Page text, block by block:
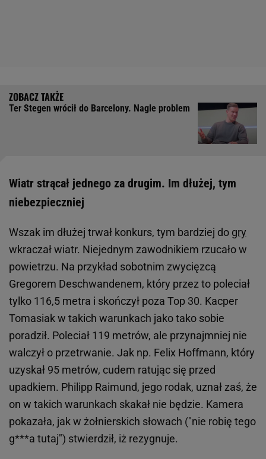
Ter Stegen wrócił do Barcelony. Nagle problem
Wiatr strącał jednego za drugim. Im dłużej, tym
niebezpieczniej
Wszak im dłużej trwał konkurs, tym bardziej do gry
wkraczał wiatr. Niejednym zawodnikiem rzucało w
powietrzu. Na przykład sobotnim zwycięzcą
Gregorem Deschwandenem, który przez to poleciał
tylko 116,5 metra i skończył poza Top 30. Kacper
Tomasiak w takich warunkach jako tako sobie
poradził. Poleciał 119 metrów, ale przynajmniej nie
walczył o przetrwanie. Jak np. Felix Hoffmann, który
uzyskał 95 metrów, cudem ratując się przed
upadkiem. Philipp Raimund, jego rodak, uznał zaś, że
on w takich warunkach skakał nie będzie. Kamera
pokazała, jak w żołnierskich słowach ("nie robię tego
g***a tutaj") stwierdził, iż rezygnuje.